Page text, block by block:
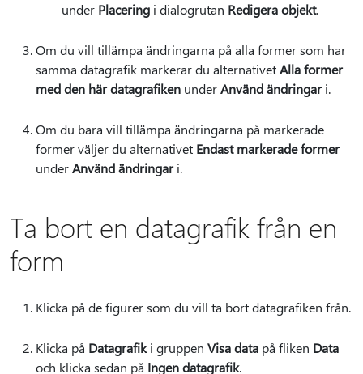
under Placering i dialogrutan Redigera objekt.
Om du vill tillämpa ändringarna på alla former som har
samma datagrafik markerar du alternativetAlla former
med den här datagrafiken underAnvänd ändringari.
Om du bara vill tillämpa ändringarna på markerade
former väljer du alternativet Endast markerade former
underAnvänd ändringari.
Ta bort en datagrafik från en
form
Klicka på de figurer som du vill ta bort datagrafiken från.
Klicka på Datagrafiki gruppen Visa data på fliken Data
och klicka sedan på Ingen datagrafik.